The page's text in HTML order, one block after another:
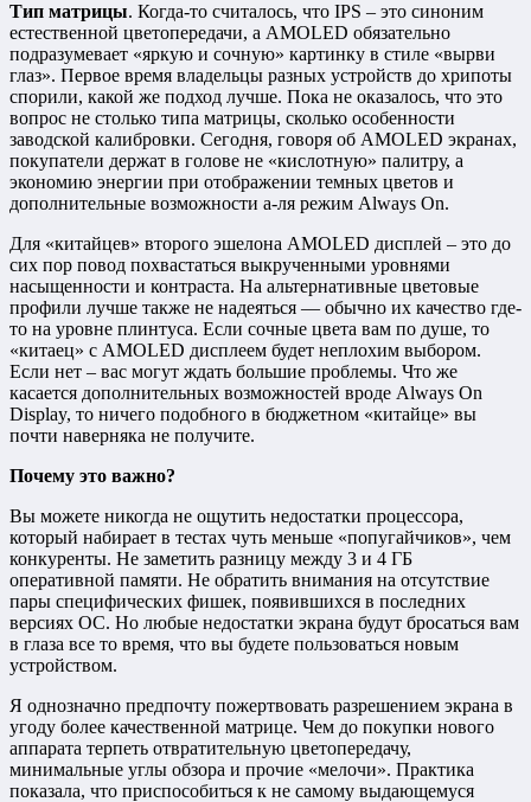
Тип матрицы. Когда-то считалось, что IPS – это синоним
естественной цветопередачи, а AMOLED обязательно
подразумевает «яркую и сочную» картинку в стиле «вырви
глаз». Первое время владельцы разных устройств до хрипоты
спорили, какой же подход лучше. Пока не оказалось, что это
вопрос не столько типа матрицы, сколько особенности
заводской калибровки. Сегодня, говоря об AMOLED экранах,
покупатели держат в голове не «кислотную» палитру, а
экономию энергии при отображении темных цветов и
дополнительные возможности а-ля режим Always On.
Для «китайцев» второго эшелона AMOLED дисплей – это до
сих пор повод похвастаться выкрученными уровнями
насыщенности и контраста. На альтернативные цветовые
профили лучше также не надеяться — обычно их качество где-
то на уровне плинтуса. Если сочные цвета вам по душе, то
«китаец» с AMOLED дисплеем будет неплохим выбором.
Если нет – вас могут ждать большие проблемы. Что же
касается дополнительных возможностей вроде Always On
Display, то ничего подобного в бюджетном «китайце» вы
почти наверняка не получите.
Почему это важно?
Вы можете никогда не ощутить недостатки процессора,
который набирает в тестах чуть меньше «попугайчиков», чем
конкуренты. Не заметить разницу между 3 и 4 ГБ
оперативной памяти. Не обратить внимания на отсутствие
пары специфических фишек, появившихся в последних
версиях ОС. Но любые недостатки экрана будут бросаться вам
в глаза все то время, что вы будете пользоваться новым
устройством.
Я однозначно предпочту пожертвовать разрешением экрана в
угоду более качественной матрице. Чем до покупки нового
аппарата терпеть отвратительную цветопередачу,
минимальные углы обзора и прочие «мелочи». Практика
показала, что приспособиться к не самому выдающемуся